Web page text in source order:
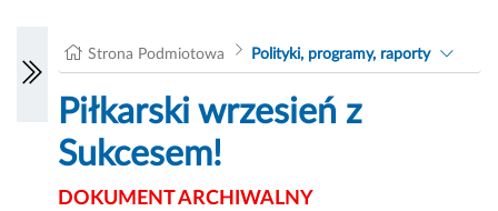
Strona Podmiotowa Polityki, programy, raporty
Piłkarski wrzesień z
Sukcesem!
DOKUMENT ARCHIWALNY